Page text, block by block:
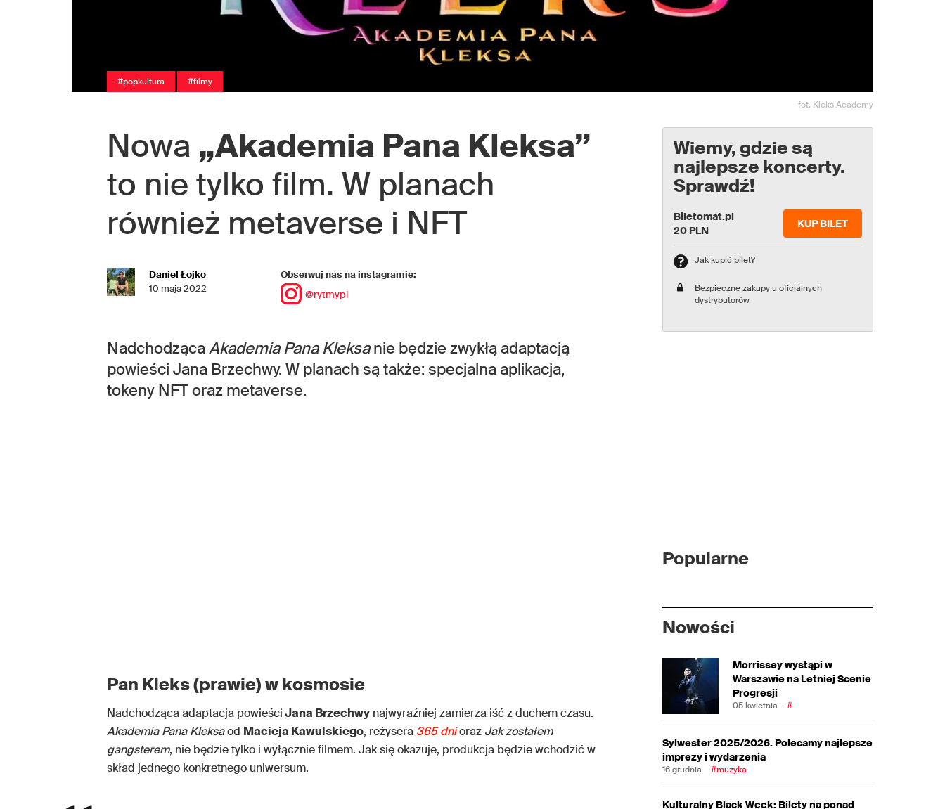
#popkultura #filmy
fot. Kleks Academy
Nowa „Akademia Pana Kleksa”
to nie tylko film. W planach
również metaverse i NFT
Daniel Łojko
10 maja 2022
Obserwuj nas na instagramie:
@rytmypl
NadchodzącaAkademia Pana Kleksanie będzie zwykłą adaptacją
powieści Jana Brzechwy. W planach są także: specjalna aplikacja,
tokeny NFT oraz metaverse.
Pan Kleks (prawie) w kosmosie
Nadchodząca adaptacja powieściJana Brzechwy najwyraźniej zamierza iść z duchem czasu.
Akademia Pana Kleksaod Macieja Kawulskiego, reżysera 365 dnioraz Jak zostałem
gangsterem, nie będzie tylko i wyłącznie filmem. Jak się okazuje, produkcja będzie wchodzić w
skład jednego konkretnego uniwersum.
Wiemy, gdzie są
najlepsze koncerty.
Sprawdź!
Biletomat.pl
20 PLN
KUP BILET
Jak kupić bilet?
Bezpieczne zakupy u oficjalnych
dystrybutorów
Popularne
Nowości
Morrissey wystąpi w
Warszawie na Letniej Scenie
Progresji
05 kwietnia #
Sylwester 2025/2026. Polecamy najlepsze
imprezy i wydarzenia
16 grudnia #muzyka
Kulturalny Black Week: Bilety na ponad